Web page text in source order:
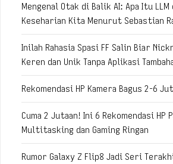
Mengenal Otak di Balik AI: Apa Itu
Keseharian Kita Menurut Sebastian
Inilah Rahasia Spasi FF Salin Biar
Keren dan Unik Tanpa Aplikasi
Rekomendasi HP Kamera Bagus 2-6
Cuma 2 Jutaan! Ini 6 Rekomendasi
Multitasking dan Gaming Ringan
Rumor Galaxy Z Flip8 Jadi Seri